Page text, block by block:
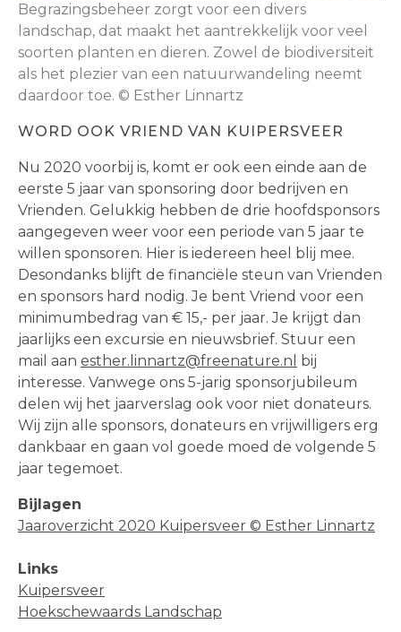
Begrazingsbeheer zorgt voor een divers
landschap, dat maakt het aantrekkelijk voor veel
soorten planten en dieren. Zowel de biodiversiteit
als het plezier van een natuurwandeling neemt
daardoor toe. © Esther Linnartz
WORD OOK VRIEND VAN KUIPERSVEER
Nu 2020 voorbij is, komt er ook een einde aan de
eerste 5 jaar van sponsoring door bedrijven en
Vrienden. Gelukkig hebben de drie hoofdsponsors
aangegeven weer voor een periode van 5 jaar te
willen sponsoren. Hier is iedereen heel blij mee.
Desondanks blijft de financiële steun van Vrienden
en sponsors hard nodig. Je bent Vriend voor een
minimumbedrag van € 15,- per jaar. Je krijgt dan
jaarlijks een excursie en nieuwsbrief. Stuur een
mail aan esther.linnartz@freenature.nl bij
interesse. Vanwege ons 5-jarig sponsorjubileum
delen wij het jaarverslag ook voor niet donateurs.
Wij zijn alle sponsors, donateurs en vrijwilligers erg
dankbaar en gaan vol goede moed de volgende 5
jaar tegemoet.
Bijlagen
Jaaroverzicht 2020 Kuipersveer © Esther Linnartz
Links
Kuipersveer
Hoekschewaards Landschap